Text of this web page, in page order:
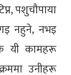
पशुचौपाया
नहुने, नभइ
यी कामहरू
उनीहरू